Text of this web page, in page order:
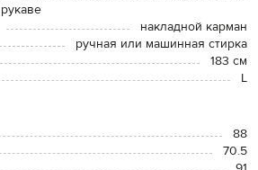
рукаве
накладной карман
ручная или машинная стирка
183 см
L
88
70.5